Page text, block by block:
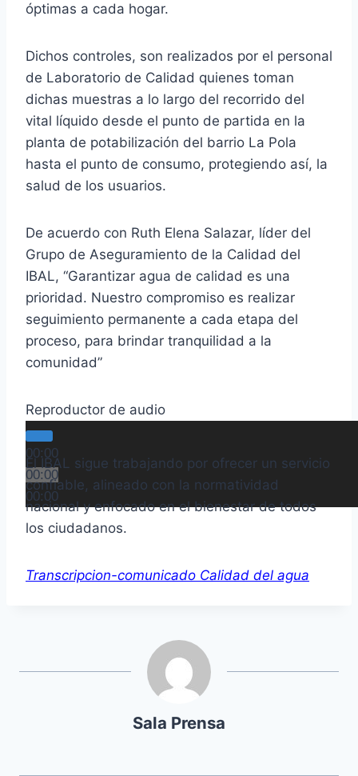
óptimas a cada hogar.
Dichos controles, son realizados por el personal
de Laboratorio de Calidad quienes toman
dichas muestras a lo largo del recorrido del
vital líquido desde el punto de partida en la
planta de potabilización del barrio La Pola
hasta el punto de consumo, protegiendo así, la
salud de los usuarios.
De acuerdo con Ruth Elena Salazar, líder del
Grupo de Aseguramiento de la Calidad del
IBAL, “Garantizar agua de calidad es una
prioridad. Nuestro compromiso es realizar
seguimiento permanente a cada etapa del
proceso, para brindar tranquilidad a la
comunidad”
Reproductor de audio
00:00
00:00
00:00
El IBAL sigue trabajando por ofrecer un servicio
confiable, alineado con la normatividad
nacional y enfocado en el bienestar de todos
los ciudadanos.
Transcripcion-comunicado Calidad del agua
Sala Prensa